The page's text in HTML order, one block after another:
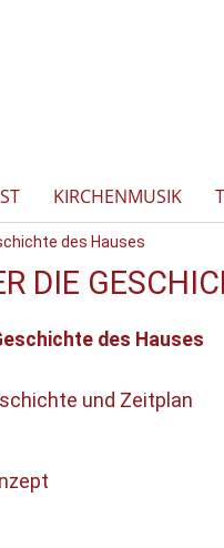
KIRCHENMUSIK
des Hauses
DIE
des Hauses
und Zeitplan